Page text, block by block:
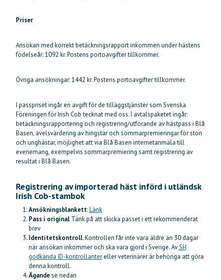
Priser
Ansökan med korrekt betäckningsrapport inkommen under hästens
födelseår: 1092 kr. Postens portoavgifter tillkommer.
Övriga ansökningar: 1442 kr. Postens portoavgifter tillkommer.
I passpriset ingår en avgift för de tilläggstjänster som Svenska
Föreningen för Irish Cob tecknat med oss. I avtalspaketet ingår:
betäckningsrapportering och registrering/utförande av hästpass i Blå
Basen, avelsvärdering av hingstar och sommarpremieringar för ston
och unghästar, möjlighet att via Blå Basen internetanmäla till
evenemang, exempelvis sommarpremiering samt registrering av
resultat i Blå Basen.
Registrering av importerad häst införd i utländsk
Irish Cob-stambok
Ansökningsblankett:Länk
Pass i original Tänk på att skicka passet i ett rekommenderat
brev
Identitetskontroll.Kontrollen får inte vara äldre än 30 dagar
när ansökan inkommer och ska vara gjord i Sverige. AvSH
godkända ID-kontrollantereller veterinärer är behöriga att göra
denna kontroll.
Ägandese nedan